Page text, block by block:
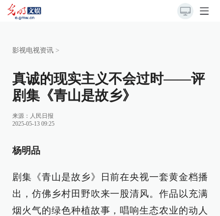
影视电视资讯 >
真诚的现实主义不会过时——评
剧集《青山是故乡》
来源： 人民日报
2025-05-13 09:25
杨明品
剧集《青山是故乡》日前在央视一套黄金档播
出，仿佛乡村田野吹来一股清风。作品以充满
烟火气的绿色种植故事，唱响生态农业的动人